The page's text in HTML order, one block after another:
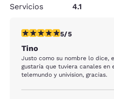
Servicios
4.1
calificación de 5 estrellas.
5/5
Tino
Justo como su nombre lo dice,
gustaría que tuviera canales en
telemundo y univision, gracias.